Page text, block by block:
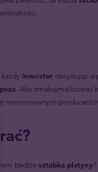
inwestor decydując
. Aby zmaksymalizować
renomowanych
będzie sztabka platyny